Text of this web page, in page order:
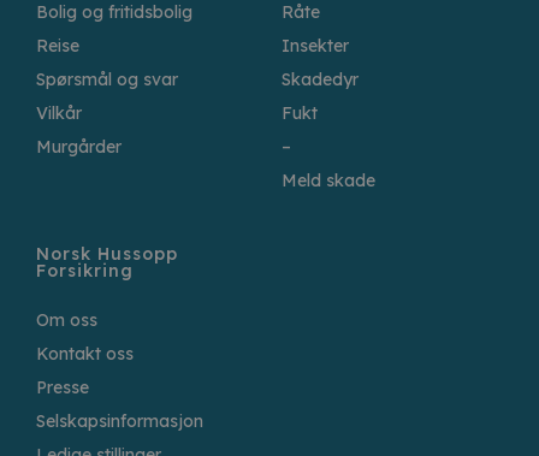
Bolig og fritidsbolig
Reise
Spørsmål og svar
Vilkår
Murgårder
Råte
Insekter
Skadedyr
Fukt
–
Meld skade
Norsk Hussopp
Forsikring
Om oss
Kontakt oss
Presse
Selskapsinformasjon